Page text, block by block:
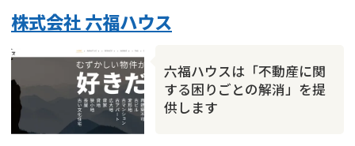
株式会社 六福ハウス
六福ハウスは「不動産に関
する困りごとの解消」を提
供します